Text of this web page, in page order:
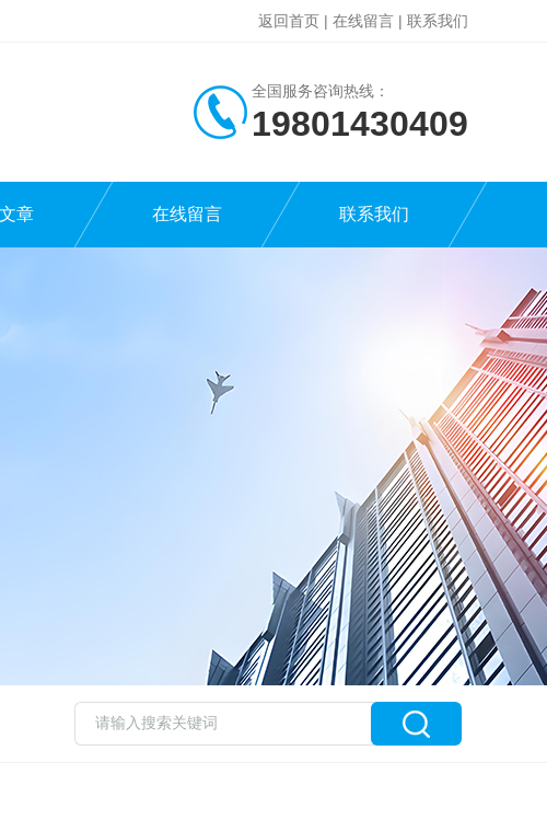
返回首页 | 在线留言 | 联系我们
全国服务咨询热线：
19801430409
章 在线留言 联系我们